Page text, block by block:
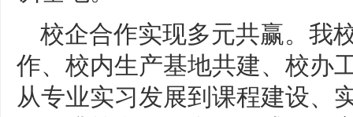
校企合作实现多元共赢。我
作、校内生产基地共建、校办
从专业实习发展到课程建设、